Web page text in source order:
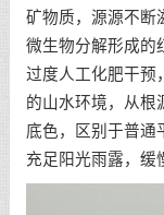
矿物质，源源不断
微生物分解形成的
过度人工化肥干预
的山水环境，从根
底色，区别于普通
充足阳光雨露，缓